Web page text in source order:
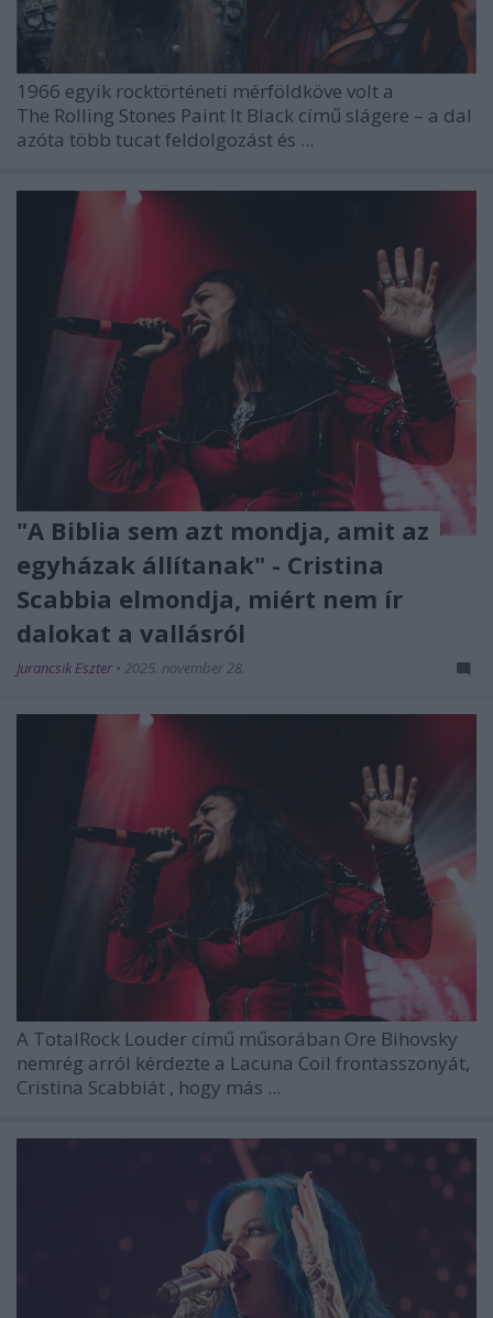
1966 egyik rocktörténeti mérföldköve volt a
The Rolling Stones Paint It Black című slágere – a dal
azóta több tucat feldolgozást és ...
"A Biblia sem azt mondja, amit az
egyházak állítanak" - Cristina
Scabbia elmondja, miért nem ír
dalokat a vallásról
Jurancsik Eszter • 2025. november 28.
A TotalRock Louder című műsorában Ore Bihovsky
nemrég arról kérdezte a Lacuna Coil frontasszonyát,
Cristina Scabbiát , hogy más ...